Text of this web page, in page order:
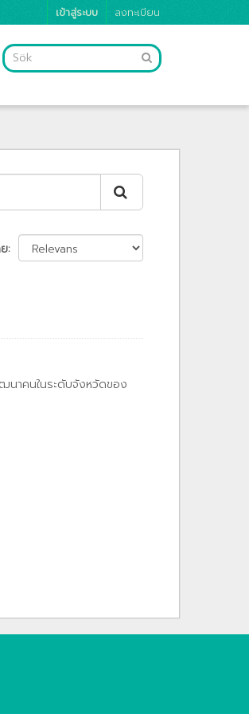
เข้าสู่ระบบ ลงทะเบียน
นาคนในระดับจังหวัดของ